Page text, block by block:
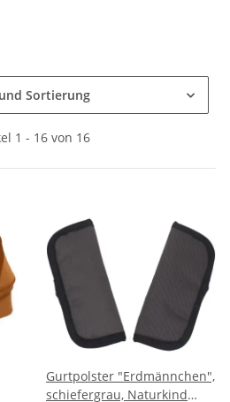
Sortierung
1 - 16 von 16
Gurtpolster "Erdmännchen",
schiefergrau, Naturkind